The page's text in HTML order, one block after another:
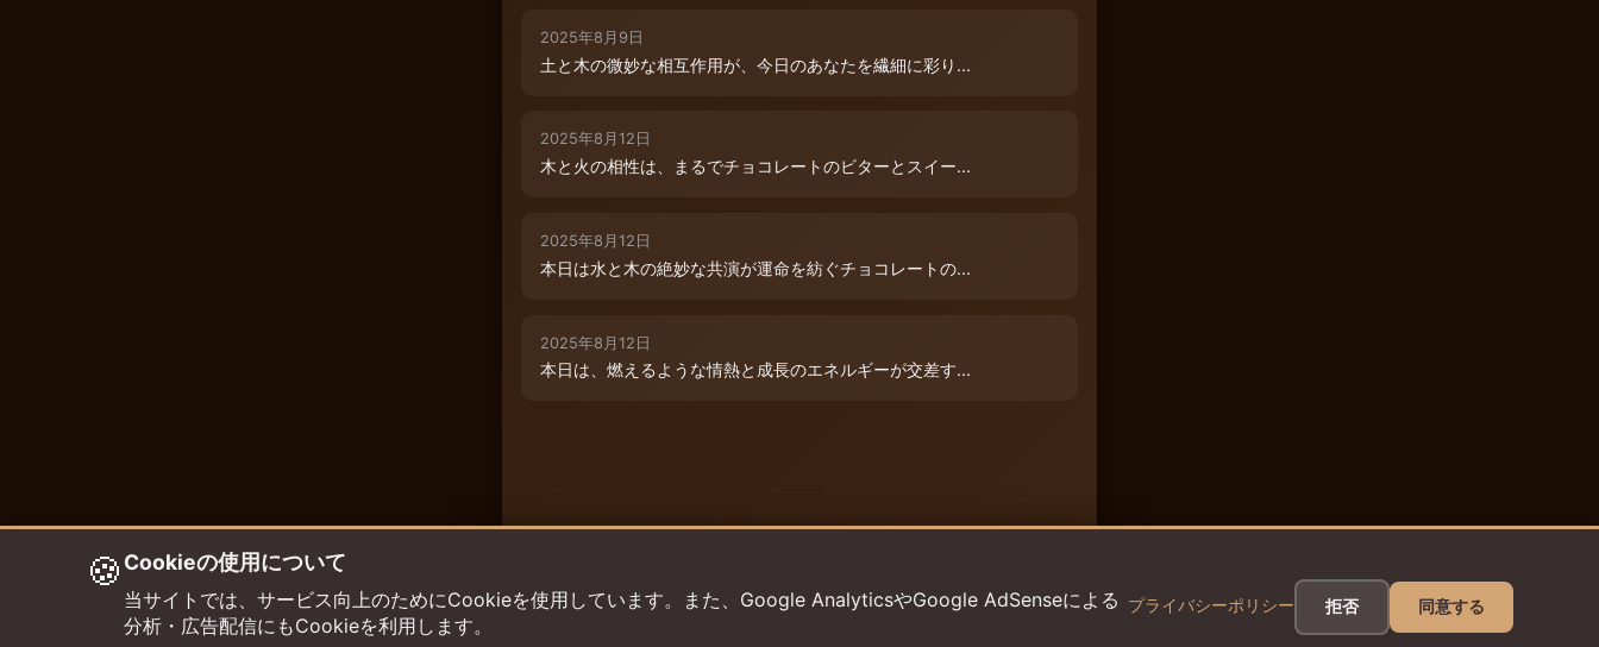
2025年8月9日
土と木の微妙な相互作用が、今日のあなたを繊細に彩り...
2025年8月12日
木と火の相性は、まるでチョコレートのビターとスイー...
2025年8月12日
本日は水と木の絶妙な共演が運命を紡ぐチョコレートの...
2025年8月12日
本日は、燃えるような情熱と成長のエネルギーが交差す...
🍪 Cookieの使用について
当サイトでは、サービス向上のためにCookieを使用しています。また、Google AnalyticsやGoogle AdSenseによる
分析・広告配信にもCookieを利用します。
プライバシーポリシー 拒否 同意する